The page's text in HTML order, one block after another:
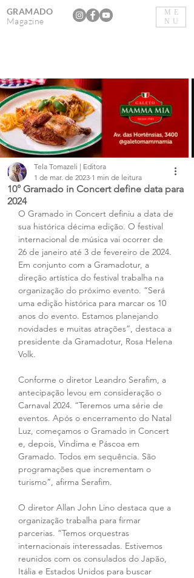
ME
NU
GRAMADO
Magazine
10° Gramado in Concert define data para
2024
Tela Tomazeli | Editora
1 de mar. de 2023 1 min de leitura
O Gramado in Concert definiu a data de
sua histórica décima edição. O festival
internacional de música vai ocorrer de
26 de janeiro até 3 de fevereiro de 2024.
Em conjunto com a Gramadotur, a
direção artística do festival trabalha na
organização do próximo evento. “Será
uma edição histórica para marcar os 10
anos do evento. Estamos planejando
novidades e muitas atrações”, destaca a
presidente da Gramadotur, Rosa Helena
Volk.
Conforme o diretor Leandro Serafim, a
antecipação levou em consideração o
Carnaval 2024. “Teremos uma série de
eventos. Após o encerramento do Natal
Luz, começamos o Gramado in Concert
e, depois, Vindima e Páscoa em
Gramado. Todos em sequência. São
programações que incrementam o
turismo”, afirma Serafim.
O diretor Allan John Lino destaca que a
organização trabalha para firmar
parcerias. “Temos orquestras
internacionais interessadas. Estivemos
reunidos com os consulados do Japão,
Itália e Estados Unidos para buscar